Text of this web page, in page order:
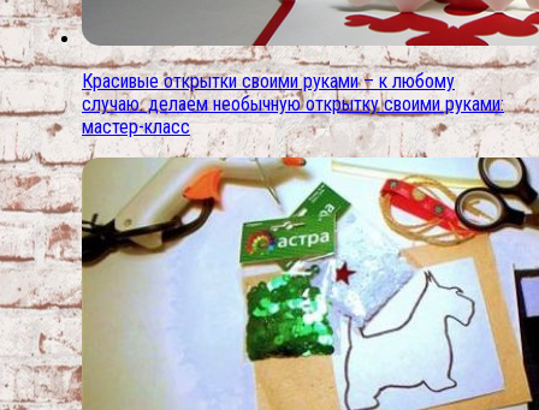
Красивые открытки своими руками – к любому
случаю. делаем необычную открытку своими руками:
мастер-класс